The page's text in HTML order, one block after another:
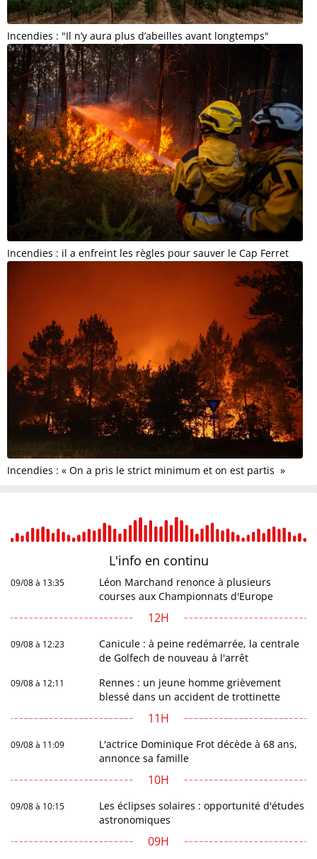
Incendies : "Il n’y aura plus d’abeilles avant longtemps"
Incendies : il a enfreint les règles pour sauver le Cap Ferret
Incendies : « On a pris le strict minimum et on est partis »
L'info en continu
09/08 à 13:35
Léon Marchand renonce à plusieurs
courses aux Championnats d'Europe
12H
09/08 à 12:23
Canicule : à peine redémarrée, la centrale
de Golfech de nouveau à l'arrêt
09/08 à 12:11
Rennes : un jeune homme grièvement
blessé dans un accident de trottinette
11H
09/08 à 11:09
L'actrice Dominique Frot décède à 68 ans,
annonce sa famille
10H
09/08 à 10:15
Les éclipses solaires : opportunité d'études
astronomiques
09H